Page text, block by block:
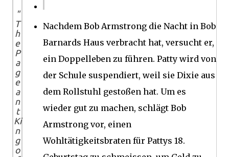
"
T
h
e
P
a
g
e
a
n
t
Ki
n
g
o
Nachdem Bob Armstrong die Nacht in Bob
Barnards Haus verbracht hat, versucht er,
ein Doppelleben zu führen. Patty wird von
der Schule suspendiert, weil sie Dixie aus
dem Rollstuhl gestoßen hat. Um es
wieder gut zu machen, schlägt Bob
Armstrong vor, einen
Wohltätigkeitsbraten für Pattys 18.